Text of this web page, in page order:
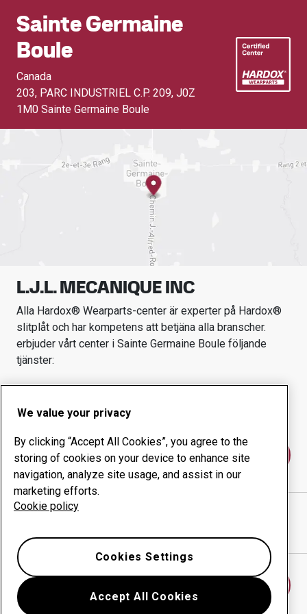
Sainte Germaine
Boule
Canada
203, PARC INDUSTRIEL C.P. 209, J0Z
1M0 Sainte Germaine Boule
L.J.L. MECANIQUE INC
Alla Hardox® Wearparts-center är experter på Hardox®
slitplåt och har kompetens att betjäna alla branscher.
erbjuder vårt center i Sainte Germaine Boule följande
tjänster:
Slitprodukter
Konsulttjänster
Ökad driftsäkerhet
Kontakta oss
L.J.L. MECANIQUE INC
We value your privacy
By clicking “Accept All Cookies”, you agree to the
storing of cookies on your device to enhance site
navigation, analyze site usage, and assist in our
marketing efforts.
Cookie policy
Accept All Cookies
Cookies Settings